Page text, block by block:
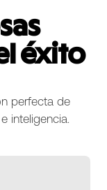
éxito
perfecta de
inteligencia.